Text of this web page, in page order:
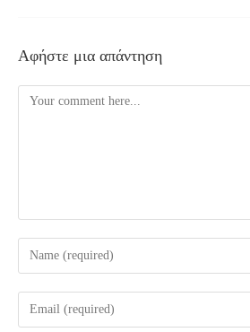
Αφήστε μια απάντηση
Comment
Enter
your
name
Enter
your